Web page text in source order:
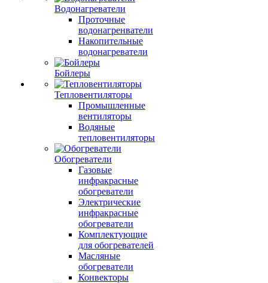
Водонагреватели
Проточные
водонагренватели
Накопительные
водонагреватели
Бойлеры
Тепловентиляторы
Промышленные
вентиляторы
Водяные
тепловентиляторы
Обогреватели
Газовые
инфракрасные
обогреватели
Электрические
инфракрасные
обогреватели
Комплектующие
для обогревателей
Масляные
обогреватели
Конвекторы